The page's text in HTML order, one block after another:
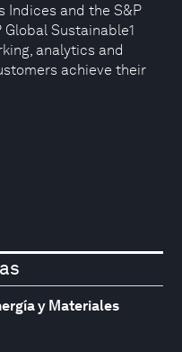
Indices and the S&P
Sustainable1
analytics and
achieve their
y Materiales